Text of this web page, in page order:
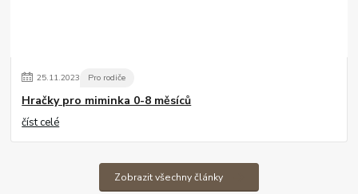
25.11.2023 Pro rodiče
Hračky pro miminka 0-8 měsíců
číst celé
Zobrazit všechny články